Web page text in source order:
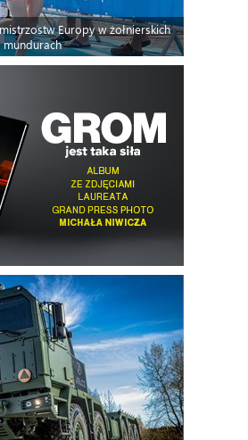
Europy w żołnierskich
mundurach